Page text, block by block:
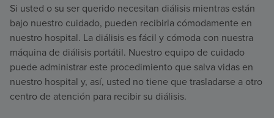
Si usted o su ser querido necesitan diálisis mientras están
bajo nuestro cuidado, pueden recibirla cómodamente en
nuestro hospital. La diálisis es fácil y cómoda con nuestra
máquina de diálisis portátil. Nuestro equipo de cuidado
puede administrar este procedimiento que salva vidas en
nuestro hospital y, así, usted no tiene que trasladarse a otro
centro de atención para recibir su diálisis.